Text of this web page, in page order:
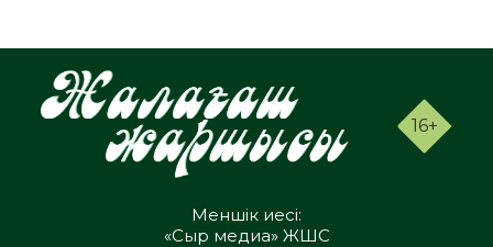
16+
Меншік иесі:
«Сыр медиа» ЖШС